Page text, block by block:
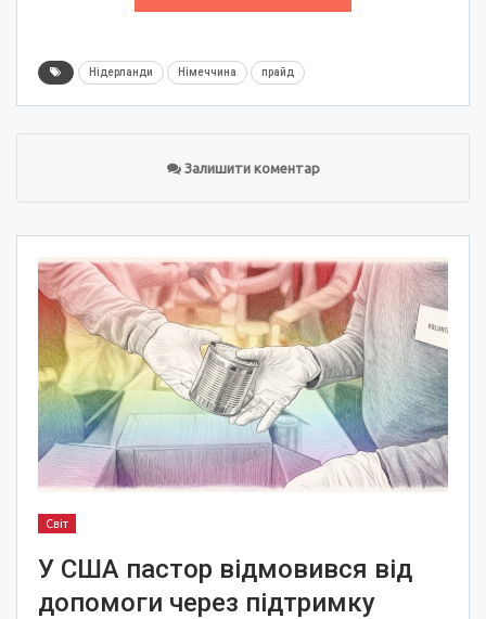
Нідерланди Німеччина прайд
Залишити коментар
Світ
У США пастор відмовився від
допомоги через підтримку